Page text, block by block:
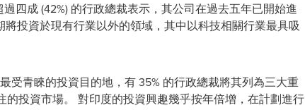
四成 (42%) 的行政總裁表示，其公司在過去五年已開始進
投資於現有行業以外的領域，其中以科技相關行業最具吸
受青睞的投資目的地，有 35% 的行政總裁將其列為三大重
的投資市場。 對印度的投資興趣幾乎按年倍增，在計劃進行